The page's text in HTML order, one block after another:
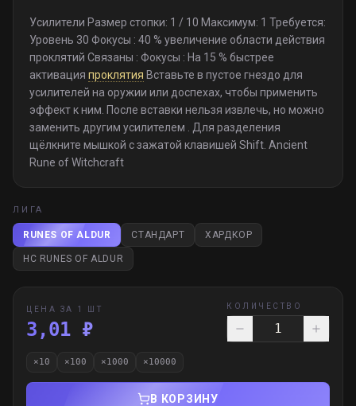
Усилители Размер стопки: 1 / 10 Максимум: 1 Требуется:
Уровень 30 Фокусы : 40 % увеличение области действия
проклятий Связаны : Фокусы : На 15 % быстрее
активация проклятия Вставьте в пустое гнездо для
усилителей на оружии или доспехах, чтобы применить
эффект к ним. После вставки нельзя извлечь, но можно
заменить другим усилителем . Для разделения
щёлкните мышкой с зажатой клавишей Shift. Ancient
Rune of Witchcraft
ЛИГА
RUNES OF ALDUR СТАНДАРТ ХАРДКОР
HC RUNES OF ALDUR
ЦЕНА ЗА 1 ШТ
3,01 ₽
КОЛИЧЕСТВО
×10 ×100 ×1000 ×10000
В КОРЗИНУ